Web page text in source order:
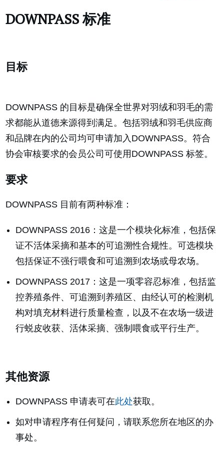
DOWNPASS 标准
目标
DOWNPASS 的目标是确保全世界对羽绒和羽毛的需
求都能从道德来源得到满足。包括羽绒和羽毛供应商
和品牌在内的公司均可申请加入DOWNPASS。符合
协会审核要求的会员公司可使用DOWNPASS 标签。
要求
DOWNPASS 目前有两种标准：
DOWNPASS 2016：这是一个模块化标准，包括保
证不活体采摘和基本的可追溯性合规性。可选模块
包括保证不强行喂食和可追溯到农场或母农场。
DOWNPASS 2017：这是一项零容忍标准，包括监
控养殖条件、可追溯到养殖区、由经认可的检测机
构对填充材料进行质量检查，以及不在农场一级进
行蜕皮收获、活体采摘、强制喂食或平行生产。
其他资源
DOWNPASS 申请表可在此处获取。
如对申请程序有任何疑问，请联系您所在地区的办
事处。